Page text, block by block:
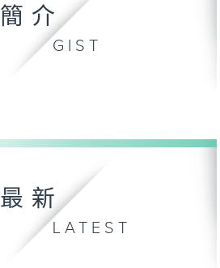
簡介
GIST
最新
LATEST